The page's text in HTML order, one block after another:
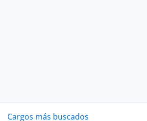
Cargos más buscados